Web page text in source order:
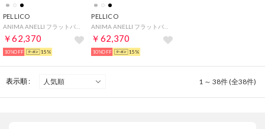
PELLICO
￥62,370
10%OFF 15%
PELLICO
￥62,370
10%OFF 15%
表示順 : 1 ～ 38件 (全38件)